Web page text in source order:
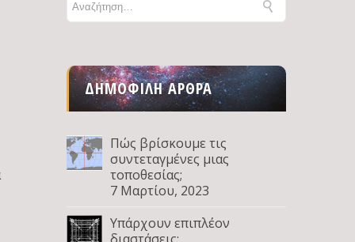
ΔΗΜΟΦΙΛΉ ΆΡΘΡΑ
Πώς βρίσκουμε τις
συντεταγμένες μιας
τοποθεσίας;
7 Μαρτίου, 2023
Υπάρχουν επιπλέον